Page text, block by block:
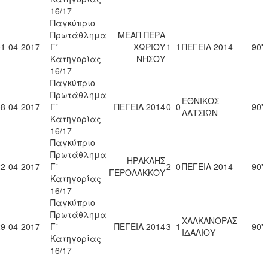
16/17
04-2017
Παγκύπριο
Πρωτάθλημα
Γ΄
Κατηγορίας
16/17
ΜΕΑΠ ΠΕΡΑ
ΧΩΡΙΟΥ
ΝΗΣΟΥ
1 1 ΠΕΓΕΙΑ 2014 90'
04-2017
Παγκύπριο
Πρωτάθλημα
Γ΄
Κατηγορίας
16/17
ΠΕΓΕΙΑ 20140 0 ΕΘΝΙΚΟΣ
ΛΑΤΣΙΩΝ
90'
04-2017
Παγκύπριο
Πρωτάθλημα
Γ΄
Κατηγορίας
16/17
ΗΡΑΚΛΗΣ
ΓΕΡΟΛΑΚΚΟΥ2 0ΠΕΓΕΙΑ 2014 90'
04-2017
Παγκύπριο
Πρωτάθλημα
Γ΄
Κατηγορίας
16/17
ΠΕΓΕΙΑ 20143 1 ΧΑΛΚΑΝΟΡΑΣ
ΙΔΑΛΙΟΥ
90'